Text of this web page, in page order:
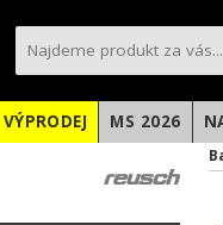
VÝPRODEJ MS 2026